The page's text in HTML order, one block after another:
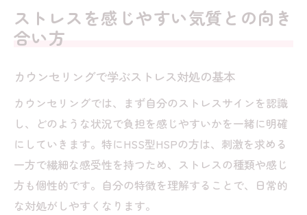
ストレスを感じやすい気質との向き
合い方
カウンセリングで学ぶストレス対処の基本
カウンセリングでは、まず自分のストレスサインを認識
し、どのような状況で負担を感じやすいかを一緒に明確
にしていきます。特にHSS型HSPの方は、刺激を求める
一方で繊細な感受性を持つため、ストレスの種類や感じ
方も個性的です。自分の特徴を理解することで、日常的
な対処がしやすくなります。